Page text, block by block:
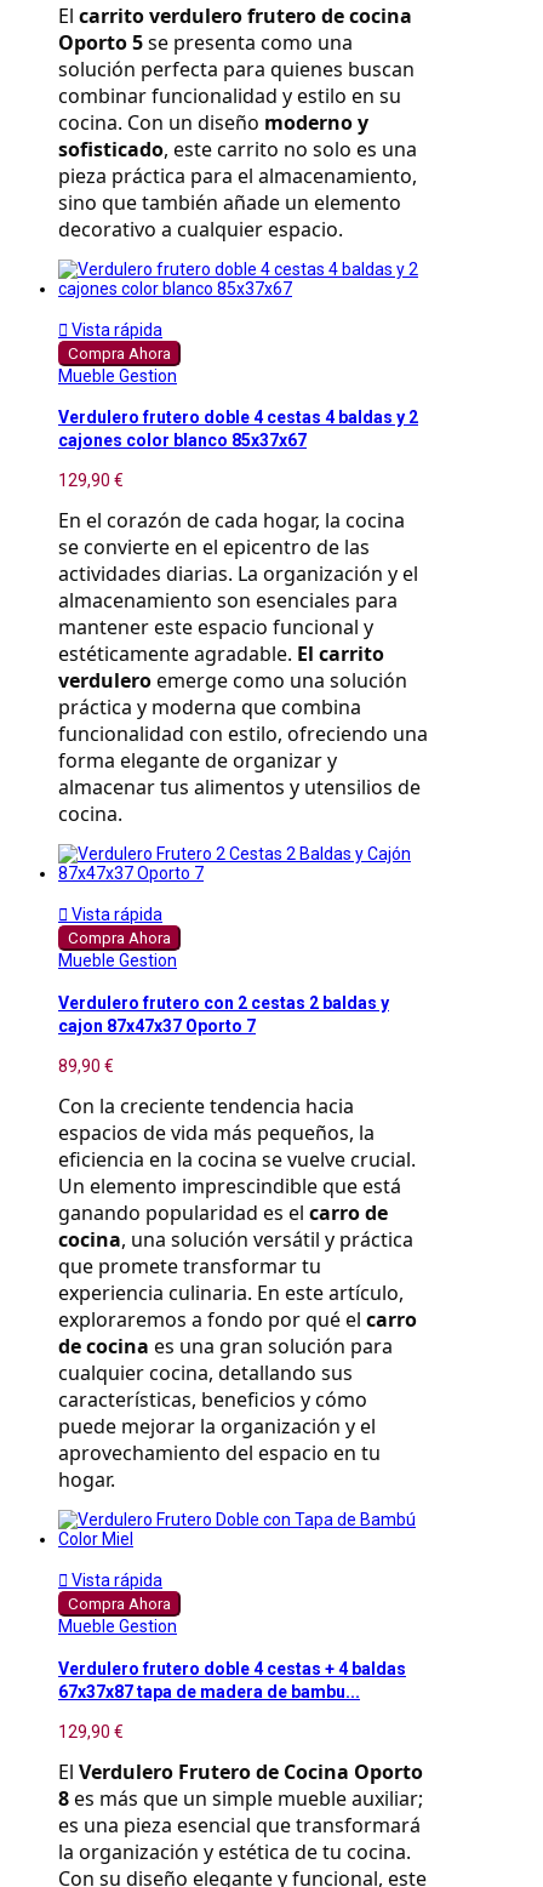
El carrito verdulero frutero de cocina
Oporto 5 se presenta como una
solución perfecta para quienes buscan
combinar funcionalidad y estilo en su
cocina. Con un diseño moderno y
sofisticado, este carrito no solo es una
pieza práctica para el almacenamiento,
sino que también añade un elemento
decorativo a cualquier espacio.
 Vista rápida
Compra Ahora
Mueble Gestion
Verdulero frutero doble 4 cestas 4 baldas y 2
cajones color blanco 85x37x67
129,90 €
En el corazón de cada hogar, la cocina
se convierte en el epicentro de las
actividades diarias. La organización y el
almacenamiento son esenciales para
mantener este espacio funcional y
estéticamente agradable. El carrito
verdulero emerge como una solución
práctica y moderna que combina
funcionalidad con estilo, ofreciendo una
forma elegante de organizar y
almacenar tus alimentos y utensilios de
cocina.
 Vista rápida
Compra Ahora
Mueble Gestion
Verdulero frutero con 2 cestas 2 baldas y
cajon 87x47x37 Oporto 7
89,90 €
Con la creciente tendencia hacia
espacios de vida más pequeños, la
eficiencia en la cocina se vuelve crucial.
Un elemento imprescindible que está
ganando popularidad es el carro de
cocina, una solución versátil y práctica
que promete transformar tu
experiencia culinaria. En este artículo,
exploraremos a fondo por qué el carro
de cocina es una gran solución para
cualquier cocina, detallando sus
características, beneficios y cómo
puede mejorar la organización y el
aprovechamiento del espacio en tu
hogar.
 Vista rápida
Compra Ahora
Mueble Gestion
Verdulero frutero doble 4 cestas + 4 baldas
67x37x87 tapa de madera de bambu...
129,90 €
El Verdulero Frutero de Cocina Oporto
8 es más que un simple mueble auxiliar;
es una pieza esencial que transformará
la organización y estética de tu cocina.
Con su diseño elegante y funcional, este